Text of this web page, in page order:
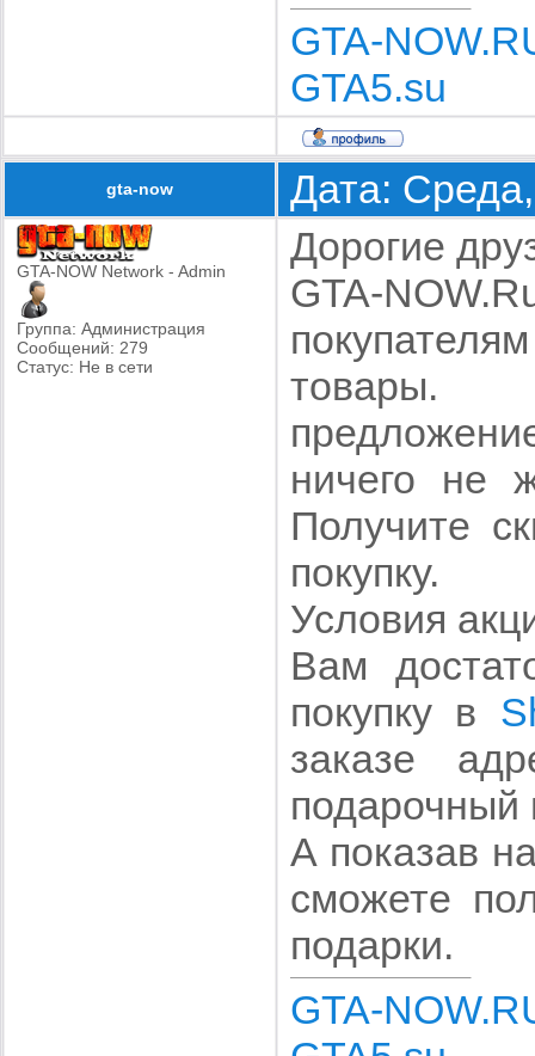
GTA-
GTA5.su
gta-now Дата:
GTA-NOW Network - Admin
Группа: Администрация
Сообщений: 279
Статус: Не в сети
Дорогие
GTA-
товары.
ничего не
Получите
покупку.
Условия
Вам
покупку в
заказе
подарочный
А показав
сможете
подарки.
GTA-